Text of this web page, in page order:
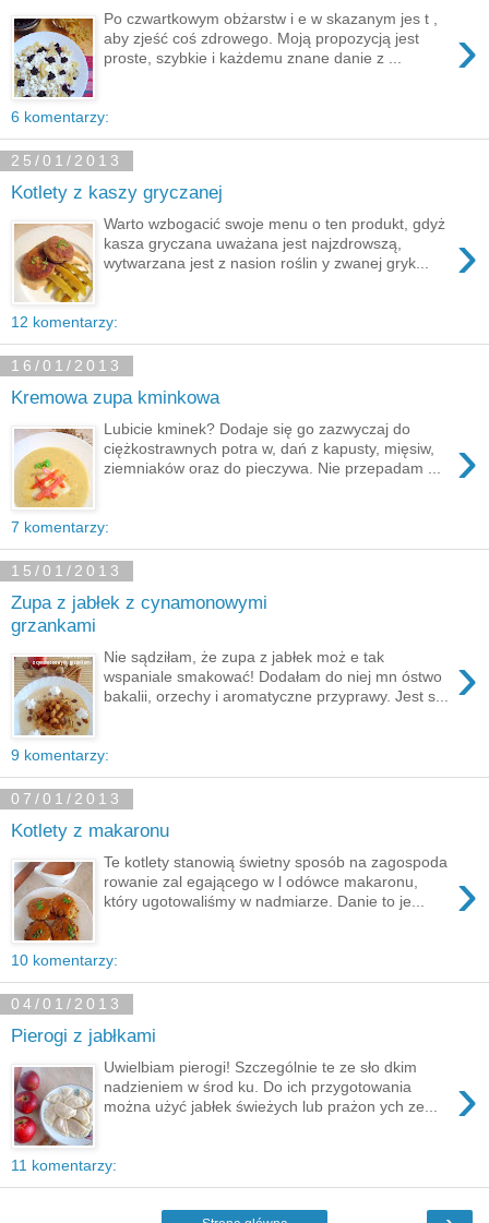
›
Po czwartkowym obżarstw i e w skazanym jes t ,
aby zjeść coś zdrowego. Moją propozycją jest
proste, szybkie i każdemu znane danie z ...
6 komentarzy:
25/01/2013
Kotlety z kaszy gryczanej
›
Warto wzbogacić swoje menu o ten produkt, gdyż
kasza gryczana uważana jest najzdrowszą,
wytwarzana jest z nasion roślin y zwanej gryk...
12 komentarzy:
16/01/2013
Kremowa zupa kminkowa
›
Lubicie kminek? Dodaje się go zazwyczaj do
ciężkostrawnych potra w, dań z kapusty, mięsiw,
ziemniaków oraz do pieczywa. Nie przepadam ...
7 komentarzy:
15/01/2013
Zupa z jabłek z cynamonowymi
grzankami
›
Nie sądziłam, że zupa z jabłek moż e tak
wspaniale smakować! Dodałam do niej mn óstwo
bakalii, orzechy i aromatyczne przyprawy. Jest s...
9 komentarzy:
07/01/2013
Kotlety z makaronu
›
Te kotlety stanowią świetny sposób na zagospoda
rowanie zal egającego w l odówce makaronu,
który ugotowaliśmy w nadmiarze. Danie to je...
10 komentarzy:
04/01/2013
Pierogi z jabłkami
›
Uwielbiam pierogi! Szczególnie te ze sło dkim
nadzieniem w środ ku. Do ich przygotowania
można użyć jabłek świeżych lub prażon ych ze...
11 komentarzy: